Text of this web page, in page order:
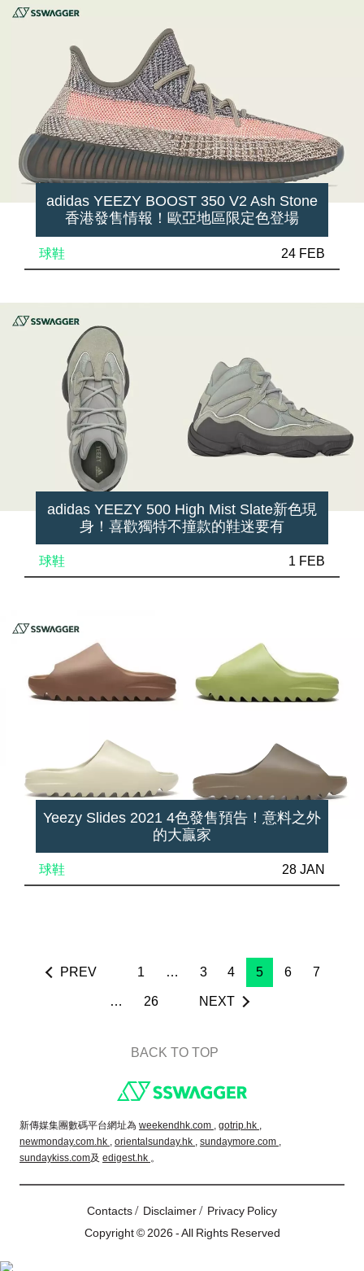
adidas YEEZY BOOST 350 V2 Ash Stone
香港發售情報！歐亞地區限定色登場
球鞋 24 FEB
adidas YEEZY 500 High Mist Slate新色現
身！喜歡獨特不撞款的鞋迷要有
球鞋 1 FEB
Yeezy Slides 2021 4色發售預告！意料之外
的大贏家
球鞋 28 JAN
PREV 1 … 3 4 5 6 7
… 26 NEXT
BACK TO TOP
新傳媒集團數碼平台網址為 weekendhk.com , gotrip.hk ,
newmonday.com.hk , orientalsunday.hk , sundaymore.com ,
sundaykiss.com及 edigest.hk 。
Contacts/ Disclaimer/ Privacy Policy
Copyright © 2026 - All Rights Reserved